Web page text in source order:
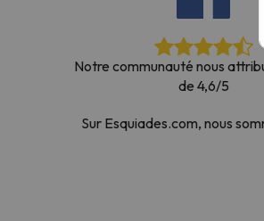
Notre communauté nous
de 4,6/5
Sur Esquiades.com, nous